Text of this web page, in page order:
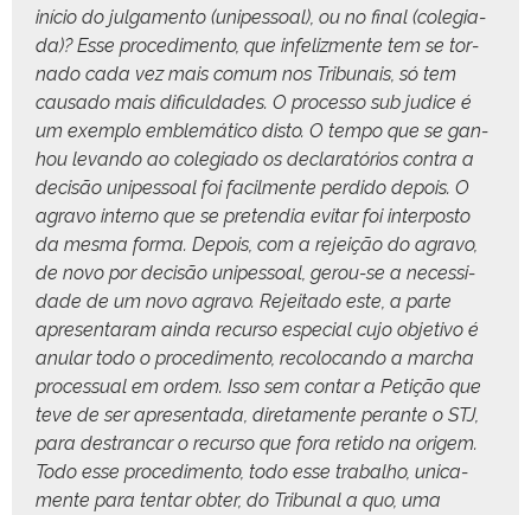
iní­cio do jul­ga­men­to (unipes­soal), ou no final (cole­gia­
da)? Esse pro­ced­i­men­to, que infe­liz­mente tem se tor­
na­do cada vez mais comum nos Tri­bunais, só tem
cau­sa­do mais difi­cul­dades. O proces­so sub judice é
um exem­p­lo emblemáti­co dis­to. O tem­po que se gan­
hou levan­do ao cole­gia­do os declaratórios con­tra a
decisão unipes­soal foi facil­mente per­di­do depois. O
agra­vo inter­no que se pre­tendia evi­tar foi inter­pos­to
da mes­ma for­ma. Depois, com a rejeição do agra­vo,
de novo por decisão unipes­soal, ger­ou-se a neces­si­
dade de um novo agra­vo. Rejeita­do este, a parte
apre­sen­taram ain­da recur­so espe­cial cujo obje­ti­vo é
anu­lar todo o pro­ced­i­men­to, recolo­can­do a mar­cha
proces­su­al em ordem. Isso sem con­tar a Petição que
teve de ser apre­sen­ta­da, dire­ta­mente per­ante o STJ,
para destran­car o recur­so que fora reti­do na origem.
Todo esse pro­ced­i­men­to, todo esse tra­bal­ho, uni­ca­
mente para ten­tar obter, do Tri­bunal a quo, uma